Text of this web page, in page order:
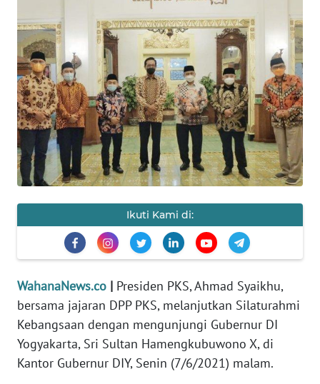
Ikuti Kami di:
WahanaNews.co | Presiden PKS, Ahmad Syaikhu,
bersama jajaran DPP PKS, melanjutkan Silaturahmi
Kebangsaan dengan mengunjungi Gubernur DI
Yogyakarta, Sri Sultan Hamengkubuwono X, di
Kantor Gubernur DIY, Senin (7/6/2021) malam.
EKUIN
SAINS-TEKNO
KESEHATAN
INTERNASIONAL
SERBA-SERBI
OLAHRAGA
EDITORIAL